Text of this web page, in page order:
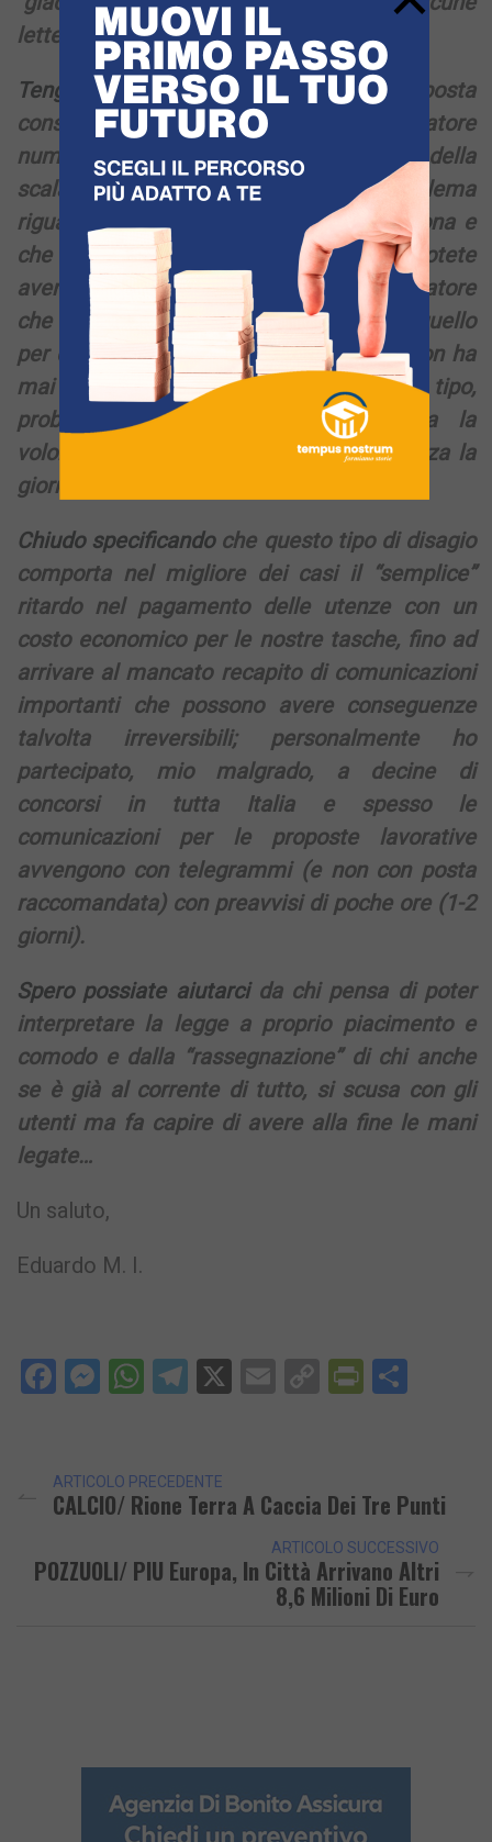
lettere risalivano al mese di maggio.
Tengo a specificareche anche nella posta
consegnata al nostro amministratore
numerosi indirizzi risultavano completi della
scala…Vi segnalo inoltre che il problema
riguarderebbe altri parchi della stessa zona e
che solo nel nostro vi sono 45 famiglie. Potete
avere conferma dallo stesso amministratore
che abita in un condominio adiacente a quello
per cui vi scrivo. Il precedente postino non ha
mai sollevato problemi di questo tipo,
probabilmente perchè alla base c’era la
volontà di portare a termine con coscienza la
giornata lavorativa.
Chiudo specificandoche questo tipo di disagio
comporta nel migliore dei casi il “semplice”
ritardo nel pagamento delle utenze con un
costo economico per le nostre tasche, fino ad
arrivare al mancato recapito di comunicazioni
importanti che possono avere conseguenze
talvolta irreversibili; personalmente ho
partecipato, mio malgrado, a decine di
concorsi in tutta Italia e spesso le
comunicazioni per le proposte lavorative
avvengono con telegrammi (e non con posta
raccomandata) con preavvisi di poche ore (1-2
giorni).
Spero possiate aiutarcida chi pensa di poter
interpretare la legge a proprio piacimento e
comodo e dalla “rassegnazione” di chi anche
se è già al corrente di tutto, si scusa con gli
utenti ma fa capire di avere alla fine le mani
legate…
Un saluto,
Eduardo M. I.
Facebook
Messenger
WhatsApp
Telegram
X EmailCopy
ARTICOLO PRECEDENTE
CALCIO/ Rione Terra A Caccia Dei Tre Punti
ARTICOLO SUCCESSIVO
POZZUOLI/ PIU Europa, In Città Arrivano Altri
8,6 Milioni Di Euro